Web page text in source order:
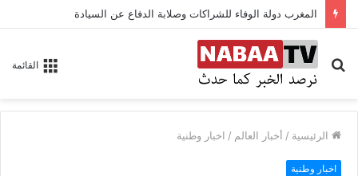
المغرب دولة الوفاء للشراكات وصلابة الدفاع عن السيادة
القائمة
بحث
عن
الرئيسية / أخبار العالم / اخبار وطنية
اخبار وطنية